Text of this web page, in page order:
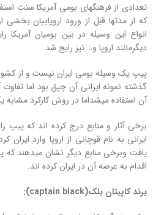
تعدادی از فرهنگهای بومی آمریکا سنت
که از مدتها قبل از ورود اروپاییان
انواع این وسیله در بین بومیان آمریکا
دیگرمانند اروپا و… نیز رایج شد.
پیپ یک وسیله بومی ایران نیست و از
گذشته نمونه ایرانی آن چپق بود اما
آن استفاده میشداما در روش کارکرد مشابه
ایرانی به نام قوچانی از اروپا وارد
یافت وبرخی منابع دیگر نشان میدهند که
اقدام به عرضه آن در ایران کرده اند.
برند کاپیتان بلک(captain black)
: